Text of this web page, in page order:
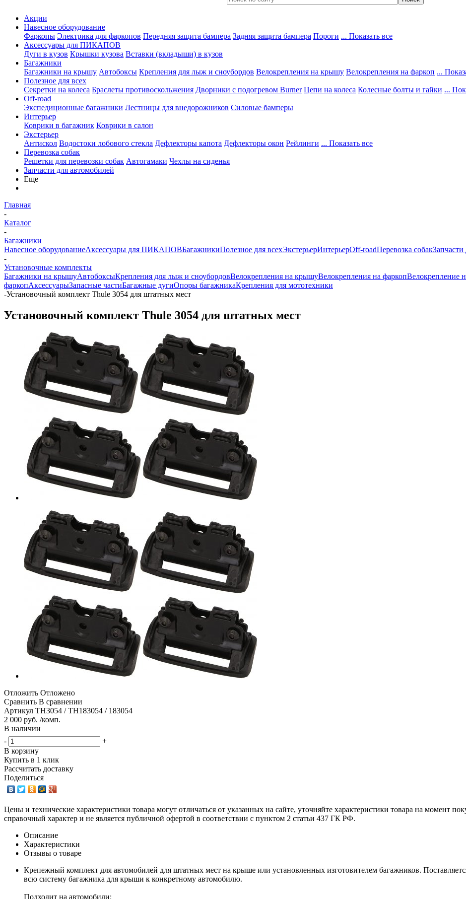
Акции
Навесное оборудование
Фаркопы Электрика для фаркопов Передняя защита бампера Задняя защита бампера Пороги ... Показать все
Аксессуары для ПИКАПОВ
Дуги в кузов Крышки кузова Вставки (вкладыши) в кузов
Багажники
Багажники на крышу Автобоксы Крепления для лыж и сноубордов Велокрепления на крышу Велокрепления на фаркоп ...
Полезное для всех
Секретки на колеса Браслеты противоскольжения Дворники с подогревом Burner Цепи на колеса Колесные болты и гайки ...
Off-road
Экспедиционные багажники Лестницы для внедорожников Силовые бамперы
Интерьер
Коврики в багажник Коврики в салон
Экстерьер
Антискол Водостоки лобового стекла Дефлекторы капота Дефлекторы окон Рейлинги ... Показать все
Перевозка собак
Решетки для перевозки собак Автогамаки Чехлы на сиденья
Запчасти для автомобилей
Еще
Главная
-
Каталог
-
Багажники
Навесное оборудованиеАксессуары для ПИКАПОВБагажникиПолезное для всехЭкстерьерИнтерьерOff-roadПеревозка собакЗапчасти
-
Установочные комплекты
Багажники на крышуАвтобоксыКрепления для лыж и сноубордовВелокрепления на крышуВелокрепления на фаркопВелокрепление
фаркопАксессуарыЗапасные частиБагажные дугиОпоры багажникаКрепления для мототехники
-Установочный комплект Thule 3054 для штатных мест
Установочный комплект Thule 3054 для штатных мест
Отложить Отложено
Сравнить В сравнении
Артикул TH3054 / TH183054 / 183054
2 000 руб. /комп.
В наличии
-
+
В корзину
Купить в 1 клик
Рассчитать доставку
Поделиться
Цены и технические характеристики товара могут отличаться от указанных на сайте, уточняйте характеристики товара на момент
справочный характер и не является публичной офертой в соответствии с пунктом 2 статьи 437 ГК РФ.
Описание
Характеристики
Отзывы о товаре
Крепежный комплект для автомобилей для штатных мест на крыше или установленных изготовителем багажников.
всю систему багажника для крыши к конкретному автомобилю.
Подходит на автомобили: